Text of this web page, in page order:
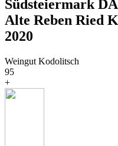
Südsteiermark
Alte Reben Ried
2020
Weingut Kodolitsch
95
+